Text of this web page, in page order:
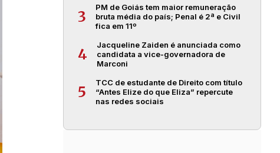
3
PM de Goiás tem maior remuneração
bruta média do país; Penal é 2ª e Civil
fica em 11º
4
Jacqueline Zaiden é anunciada como
candidata a vice-governadora de
Marconi
5
TCC de estudante de Direito com título
“Antes Elize do que Eliza” repercute
nas redes sociais